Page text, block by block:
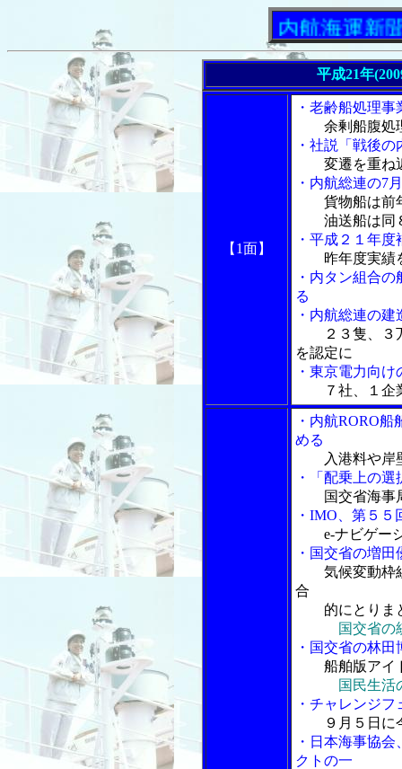
「内航海運新聞」ニ
平成21年
【1面】
・老齢船処理
余剰船腹処
・社説「戦後
変遷を重ね
・内航総連の7
貨物船は前
油送船は同８
・平成２１年
昨年度実績
・内タン組合
る
・内航総連の
２３隻、
を認定に
・東京電力向
７社、１
・内航RORO
める
入港料や岸
・「配乗上の
国交省海
・IMO、第５
e-ナビゲー
・国交省の増
気候変動枠
合
的にとりま
国交省の
・国交省の林
船舶版アイ
国民生活
・チャレンジ
９月５日
・日本海事協
クトの一